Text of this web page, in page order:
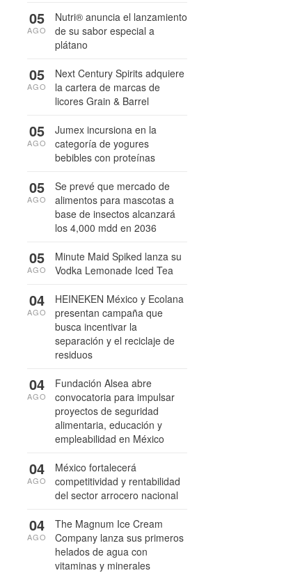
Nutri® anuncia el lanzamiento
de su sabor especial a
plátano
05
AGO
Next Century Spirits adquiere
la cartera de marcas de
licores Grain & Barrel
05
AGO
Jumex incursiona en la
categoría de yogures
bebibles con proteínas
05
AGO
Se prevé que mercado de
alimentos para mascotas a
base de insectos alcanzará
los 4,000 mdd en 2036
05
AGO
Minute Maid Spiked lanza su
Vodka Lemonade Iced Tea
05
AGO
HEINEKEN México y Ecolana
presentan campaña que
busca incentivar la
separación y el reciclaje de
residuos
04
AGO
Fundación Alsea abre
convocatoria para impulsar
proyectos de seguridad
alimentaria, educación y
empleabilidad en México
04
AGO
México fortalecerá
competitividad y rentabilidad
del sector arrocero nacional
04
AGO
The Magnum Ice Cream
Company lanza sus primeros
helados de agua con
vitaminas y minerales
04
AGO